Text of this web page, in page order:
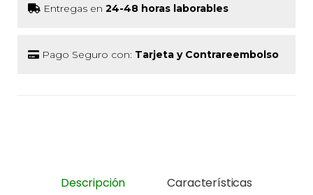
Entregas en 24-48 horas laborables
Pago Seguro con: Tarjeta y Contrareembolso
Descripción
Características